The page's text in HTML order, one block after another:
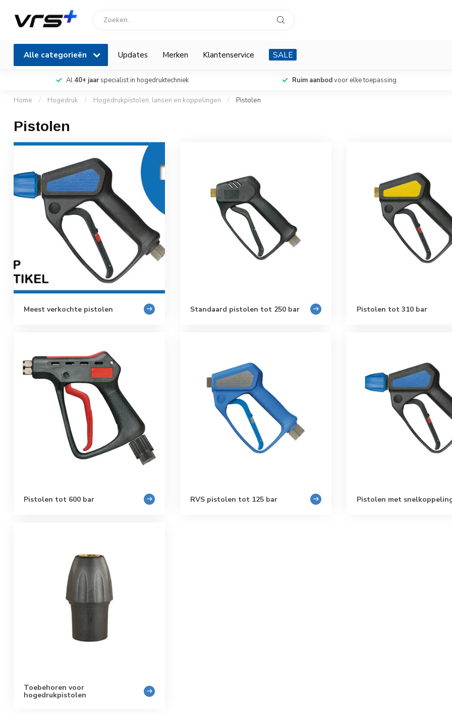
Alle categorieën Updates Merken Klantenservice SALE
Al 40+ jaarspecialist in hogedruktechniek Ruim aanbodvoor elke toepassing
Home / Hogedruk / Hogedrukpistolen, lansen en koppelingen / Pistolen
Pistolen
Meest verkochte pistolen Standaard pistolen tot 250 bar Pistolen tot 310 bar
Pistolen tot 600 bar RVS pistolen tot 125 bar Pistolen met
Toebehoren voor
hogedrukpistolen